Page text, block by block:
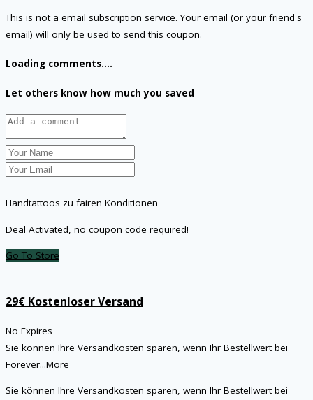
This is not a email subscription service. Your email (or your friend's
email) will only be used to send this coupon.
Loading comments....
Let others know how much you saved
Handtattoos zu fairen Konditionen
Deal Activated, no coupon code required!
Go To Store
29€ Kostenloser Versand
No Expires
Sie können Ihre Versandkosten sparen, wenn Ihr Bestellwert bei
Forever...More
Sie können Ihre Versandkosten sparen, wenn Ihr Bestellwert bei